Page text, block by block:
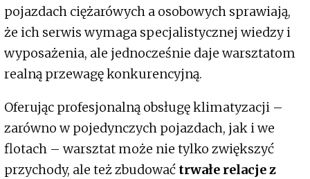
pojazdach ciężarówych a osobowych sprawiają,
że ich serwis wymaga specjalistycznej wiedzy i
wyposażenia, ale jednocześnie daje warsztatom
realną przewagę konkurencyjną.
Oferując profesjonalną obsługę klimatyzacji –
zarówno w pojedynczych pojazdach, jak i we
flotach – warsztat może nie tylko zwiększyć
przychody, ale też zbudować trwałe relacje z